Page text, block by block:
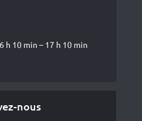
h 10 min – 17 h 10 min
nous